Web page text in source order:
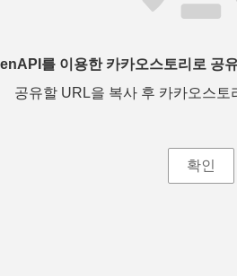
를 이용한 카카오스토리로 공
공유할 URL을 복사 후 카카오스토
확인